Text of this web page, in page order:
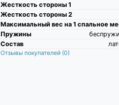
Жесткость стороны 1
Жесткость стороны 2
Максимальный вес на 1 спальное
Пружины
Состав
Отзывы покупателей (0)